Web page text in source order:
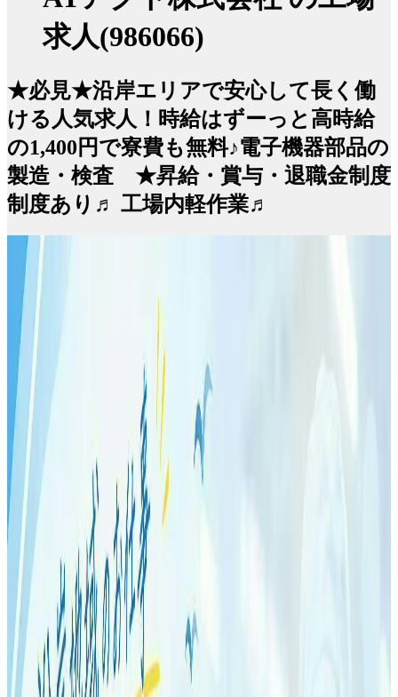
求人(986066)
★必見★沿岸エリアで安心して長く働
ける人気求人！時給はずーっと高時給
の1,400円で寮費も無料♪電子機器部品の
製造・検査 ★昇給・賞与・退職金制度
制度あり♬ 工場内軽作業♬